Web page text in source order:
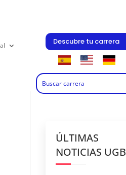
Descubre tu carrera
ÚLTIMAS
NOTICIAS UGB